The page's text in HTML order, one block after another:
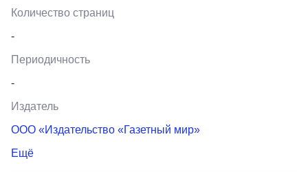
Количество страниц
-
Периодичность
-
Издатель
ООО «Издательство «Газетный мир»
Ещё